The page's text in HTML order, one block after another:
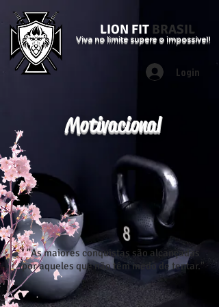
LION FIT BRASIL
Viva no limite supere o impossível!
Login
Motivacional
"As maiores conquistas são alcançadas
por aqueles que não têm medo de tentar."